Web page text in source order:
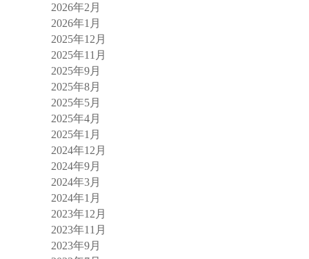
2026年2月
2026年1月
2025年12月
2025年11月
2025年9月
2025年8月
2025年5月
2025年4月
2025年1月
2024年12月
2024年9月
2024年3月
2024年1月
2023年12月
2023年11月
2023年9月